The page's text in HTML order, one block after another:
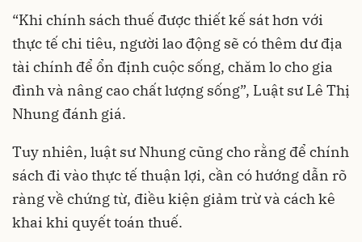
“Khi chính sách thuế được thiết kế sát hơn với
thực tế chi tiêu, người lao động sẽ có thêm dư địa
tài chính để ổn định cuộc sống, chăm lo cho gia
đình và nâng cao chất lượng sống”, Luật sư Lê Thị
Nhung đánh giá.
Tuy nhiên, luật sư Nhung cũng cho rằng để chính
sách đi vào thực tế thuận lợi, cần có hướng dẫn rõ
ràng về chứng từ, điều kiện giảm trừ và cách kê
khai khi quyết toán thuế.